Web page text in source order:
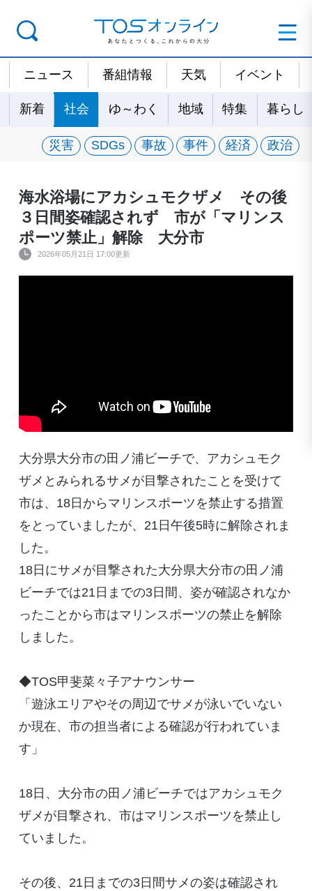
ニュース 番組情報 天気 イベント
新着 社会 ゆ～わく 地域 特集 暮らし
災害 SDGs 事故 事件 経済 政治
海水浴場にアカシュモクザメ その後
３日間姿確認されず 市が「マリンス
ポーツ禁止」解除 大分市
2026年05月21日 17:00更新
大分県大分市の田ノ浦ビーチで、アカシュモク
ザメとみられるサメが目撃されたことを受けて
市は、18日からマリンスポーツを禁止する措置
をとっていましたが、21日午後5時に解除されま
した。
18日にサメが目撃された大分県大分市の田ノ浦
ビーチでは21日までの3日間、姿が確認されなか
ったことから市はマリンスポーツの禁止を解除
しました。
◆TOS甲斐菜々子アナウンサー
「遊泳エリアやその周辺でサメが泳いでいない
か現在、市の担当者による確認が行われていま
す」
18日、大分市の田ノ浦ビーチではアカシュモク
ザメが目撃され、市はマリンスポーツを禁止し
ていました。
その後、21日までの3日間サメの姿は確認され